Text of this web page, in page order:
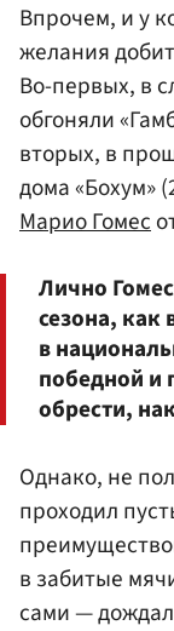
Впрочем, и у
желания
Во-первых, в
обгоняли
вторых, в
дома «Бохум»
Марио Гомес
Лично
сезона, как
в
победной и
обрести,
Однако, не
проходил
в забитые
сами —